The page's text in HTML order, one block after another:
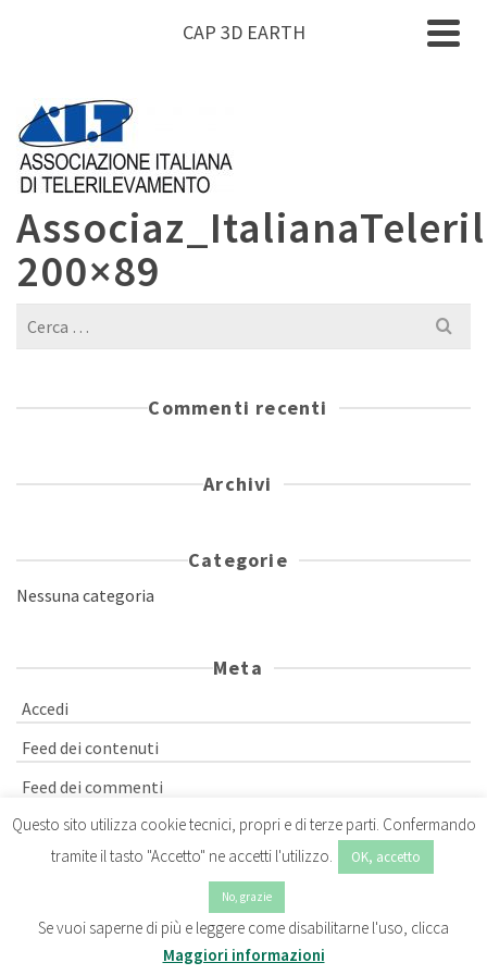
CAP 3D EARTH
200×89
Cerca
Commenti recenti
Archivi
Categorie
Nessuna categoria
Meta
Accedi
Feed dei contenuti
Feed dei commenti
WordPress.org
© 2026 CAP 3D EARTH
Questo sito utilizza cookie tecnici, propri e di terze parti. Confermando
tramite il tasto "Accetto" ne accetti l'utilizzo.
OK, accetto
No, grazie
Se vuoi saperne di più e leggere come disabilitarne l'uso, clicca
Maggiori informazioni